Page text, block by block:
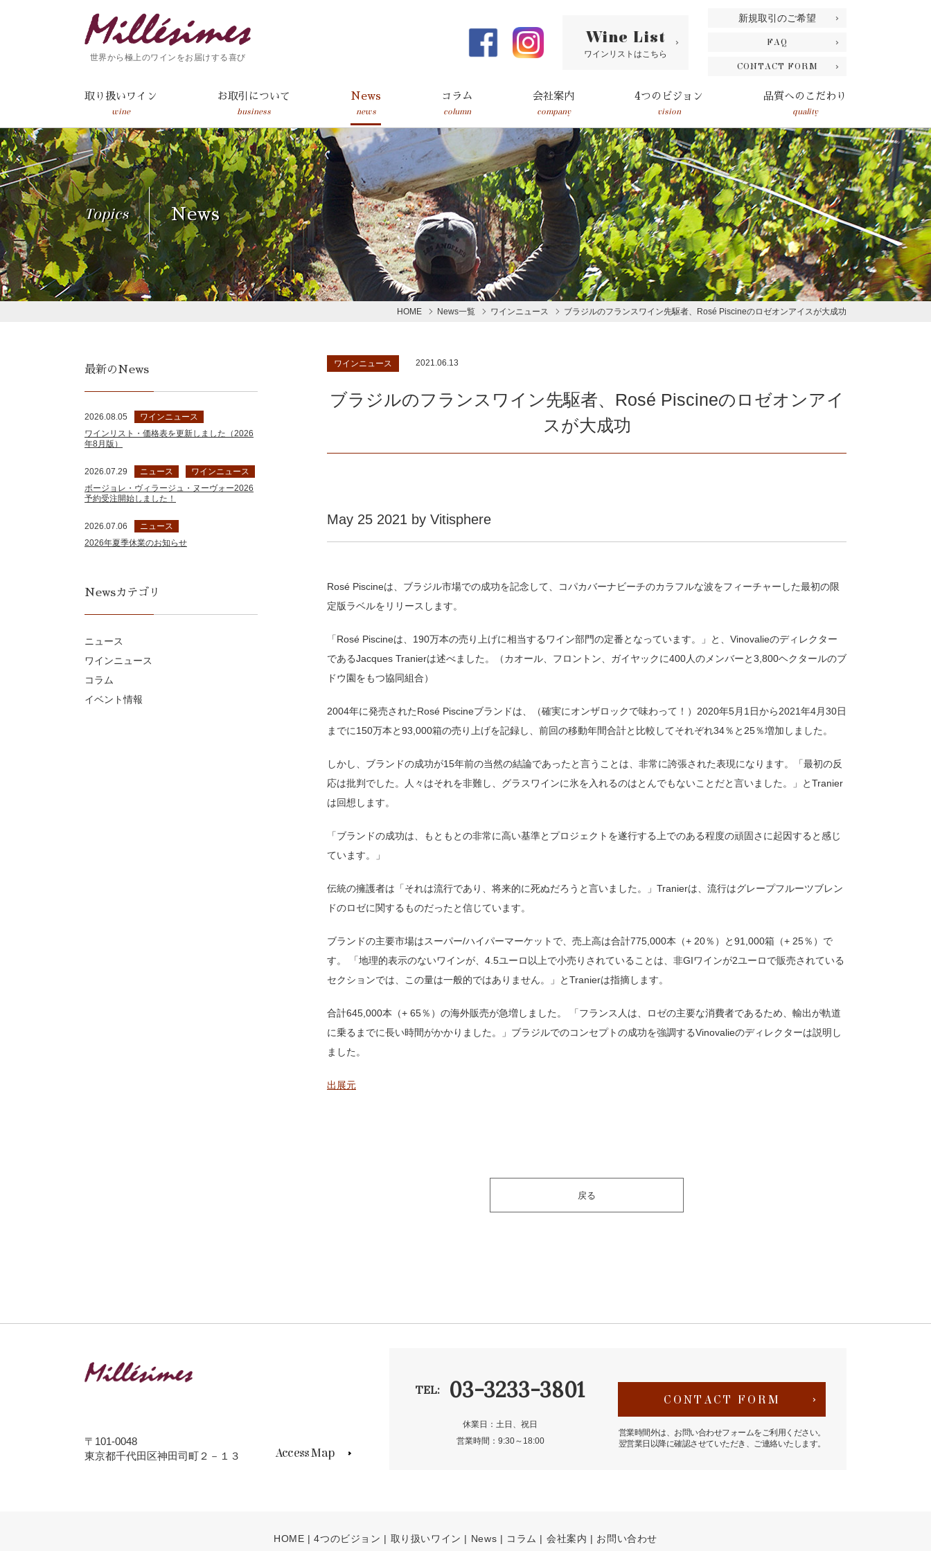
世界から極上のワインをお届けする喜び
Wine List
ワインリストはこちら
新規取引のご希望
FAQ
CONTACT FORM
取り扱いワイン
wine
お取引について
business
News
news
コラム
column
会社案内
company
4つのビジョン
vision
品質へのこだわり
quality
Topics News
HOME News一覧 ワインニュース ブラジルのフランスワイン先駆者、Rosé Piscineのロゼオンアイスが大成功
ワインニュース 2021.06.13
ブラジルのフランスワイン先駆者、Rosé Piscineのロゼオンアイ
スが大成功
May 25 2021 by Vitisphere
Rosé Piscineは、ブラジル市場での成功を記念して、コパカバーナビーチのカラフルな波をフィーチャーした最初の限
定版ラベルをリリースします。
「Rosé Piscineは、190万本の売り上げに相当するワイン部門の定番となっています。」と、Vinovalieのディレクター
であるJacques Tranierは述べました。（カオール、フロントン、ガイヤックに400人のメンバーと3,800ヘクタールのブ
ドウ園をもつ協同組合）
2004年に発売されたRosé Piscineブランドは、（確実にオンザロックで味わって！）2020年5月1日から2021年4月30日
までに150万本と93,000箱の売り上げを記録し、前回の移動年間合計と比較してそれぞれ34％と25％増加しました。
しかし、ブランドの成功が15年前の当然の結論であったと言うことは、非常に誇張された表現になります。「最初の反
応は批判でした。人々はそれを非難し、グラスワインに氷を入れるのはとんでもないことだと言いました。」とTranier
は回想します。
「ブランドの成功は、もともとの非常に高い基準とプロジェクトを遂行する上でのある程度の頑固さに起因すると感じ
ています。」
伝統の擁護者は「それは流行であり、将来的に死ぬだろうと言いました。」Tranierは、流行はグレープフルーツブレン
ドのロゼに関するものだったと信じています。
ブランドの主要市場はスーパー/ハイパーマーケットで、売上高は合計775,000本（+ 20％）と91,000箱（+ 25％）で
す。 「地理的表示のないワインが、4.5ユーロ以上で小売りされていることは、非GIワインが2ユーロで販売されている
セクションでは、この量は一般的ではありません。」とTranierは指摘します。
合計645,000本（+ 65％）の海外販売が急増しました。 「フランス人は、ロゼの主要な消費者であるため、輸出が軌道
に乗るまでに長い時間がかかりました。」ブラジルでのコンセプトの成功を強調するVinovalieのディレクターは説明し
ました。
出展元
戻る
最新のNews
2026.08.05
ワインニュース
ワインリスト・価格表を更新しました（2026
年8月版）
2026.07.29 ニュース
ワインニュース
ボージョレ・ヴィラージュ・ヌーヴォー2026
予約受注開始しました！
2026.07.06
ニュース
2026年夏季休業のお知らせ
Newsカテゴリ
ニュース
ワインニュース
コラム
イベント情報
TEL: 03-3233-3801
休業日：土日、祝日
営業時間：9:30～18:00
CONTACT FORM
営業時間外は、お問い合わせフォームをご利用ください。
翌営業日以降に確認させていただき、ご連絡いたします。
〒101-0048
東京都千代田区神田司町２－１３
Access Map
HOME 4つのビジョン 取り扱いワイン News コラム 会社案内 お問い合わせ